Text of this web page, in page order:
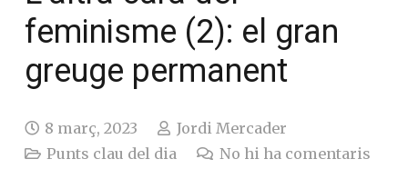
feminisme (2): el gran
greuge permanent
8 març, 2023
Jordi Mercader
Punts clau del dia
No hi ha comentaris